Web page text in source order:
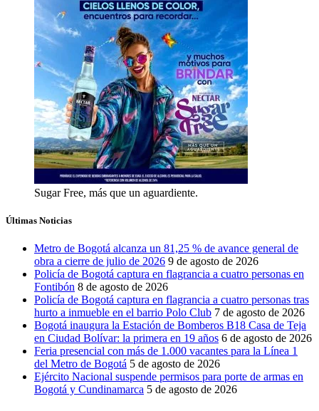
Sugar Free, más que un aguardiente.
Últimas Noticias
Metro de Bogotá alcanza un 81,25 % de avance general de
obra a cierre de julio de 2026 9 de agosto de 2026
Policía de Bogotá captura en flagrancia a cuatro personas en
Fontibón 8 de agosto de 2026
Policía de Bogotá captura en flagrancia a cuatro personas tras
hurto a inmueble en el barrio Polo Club 7 de agosto de 2026
Bogotá inaugura la Estación de Bomberos B18 Casa de Teja
en Ciudad Bolívar: la primera en 19 años 6 de agosto de 2026
Feria presencial con más de 1.000 vacantes para la Línea 1
del Metro de Bogotá 5 de agosto de 2026
Ejército Nacional suspende permisos para porte de armas en
Bogotá y Cundinamarca 5 de agosto de 2026